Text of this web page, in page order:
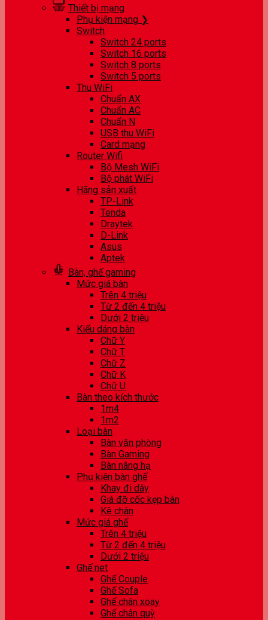
Thiết bị mạng
Phụ kiện mạng ❯
Switch
Switch 24 ports
Switch 16 ports
Switch 8 ports
Switch 5 ports
Thu WiFi
Chuẩn AX
Chuẩn AC
Chuẩn N
USB thu WiFi
Card mạng
Router Wifi
Bộ Mesh WiFi
Bộ phát WiFi
Hãng sản xuất
TP-Link
Tenda
Draytek
D-Link
Asus
Aptek
Bàn, ghế gaming
Mức giá bàn
Trên 4 triệu
Từ 2 đến 4 triệu
Dưới 2 triệu
Kiểu dáng bàn
Chữ Y
Chữ T
Chữ Z
Chữ K
Chữ U
Bàn theo kích thước
1m4
1m2
Loại bàn
Bàn văn phòng
Bàn Gaming
Bàn nâng hạ
Phụ kiện bàn ghế
Khay đi dây
Giá đỡ cốc kẹp bàn
Kê chân
Mức giá ghế
Trên 4 triệu
Từ 2 đến 4 triệu
Dưới 2 triệu
Ghế net
Ghế Couple
Ghế Sofa
Ghế chân xoay
Ghế chân quỳ